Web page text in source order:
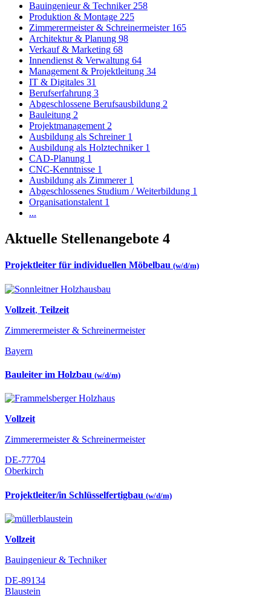
Bauingenieur & Techniker 258
Produktion & Montage 225
Zimmerermeister & Schreinermeister 165
Architektur & Planung 98
Verkauf & Marketing 68
Innendienst & Verwaltung 64
Management & Projektleitung 34
IT & Digitales 31
Berufserfahrung 3
Abgeschlossene Berufsausbildung 2
Bauleitung 2
Projektmanagement 2
Ausbildung als Schreiner 1
Ausbildung als Holztechniker 1
CAD-Planung 1
CNC-Kenntnisse 1
Ausbildung als Zimmerer 1
Abgeschlossenes Studium / Weiterbildung 1
Organisationstalent 1
...
Aktuelle Stellenangebote 4
Projektleiter für individuellen Möbelbau (w/d/m)
Vollzeit, Teilzeit
Zimmerermeister & Schreinermeister
Bayern
Bauleiter im Holzbau (w/d/m)
Vollzeit
Zimmerermeister & Schreinermeister
DE-77704
Oberkirch
Projektleiter/in Schlüsselfertigbau (w/d/m)
Vollzeit
Bauingenieur & Techniker
DE-89134
Blaustein